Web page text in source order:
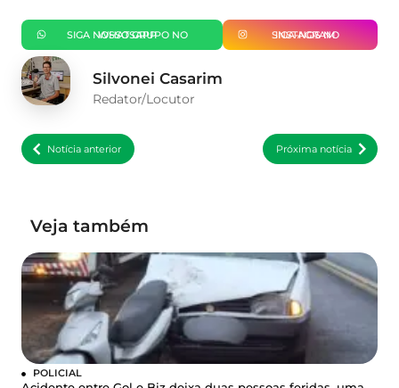
SIGA NOSSO GRUPO NO WHATSAPP SIGA-NOS NO INSTAGRAM
Silvonei Casarim
Redator/Locutor
Notícia anterior Próxima notícia
Veja também
POLICIAL